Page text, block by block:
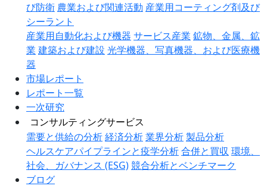
び防衛 農業および関連活動 産業用コーティング剤及び
シーラント
産業用自動化および機器 サービス産業 鉱物、金属、鉱
業 建築および建設 光学機器、写真機器、および医療機
器
市場レポート
レポート一覧
一次研究
コンサルティングサービス
需要と供給の分析経済分析業界分析製品分析
ヘルスケアパイプラインと疫学分析合併と買収 環境、
社会、ガバナンス (ESG)競合分析とベンチマーク
ブログ